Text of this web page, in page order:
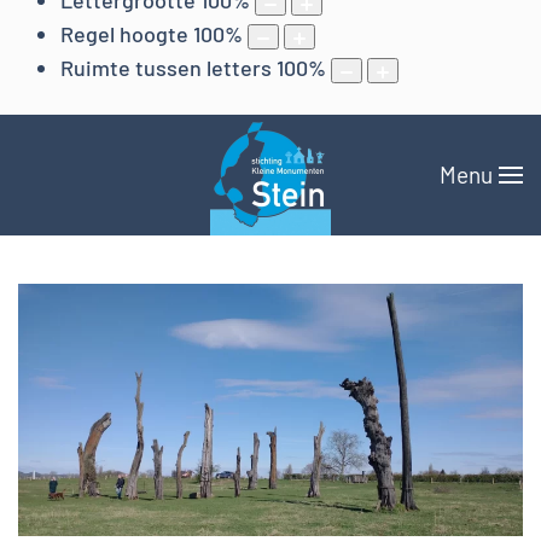
Regel hoogte 100%
Ruimte tussen letters 100%
Menu